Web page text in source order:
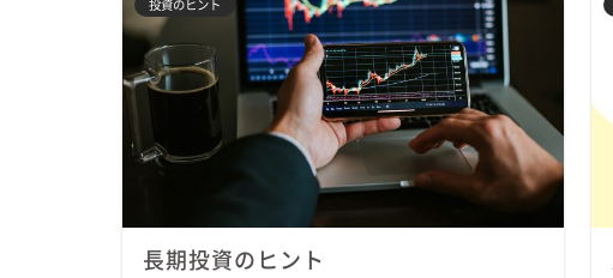
投資のヒント
長期投資のヒント